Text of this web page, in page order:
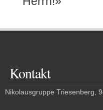
Kontakt
Nikolausgruppe Triesenberg,